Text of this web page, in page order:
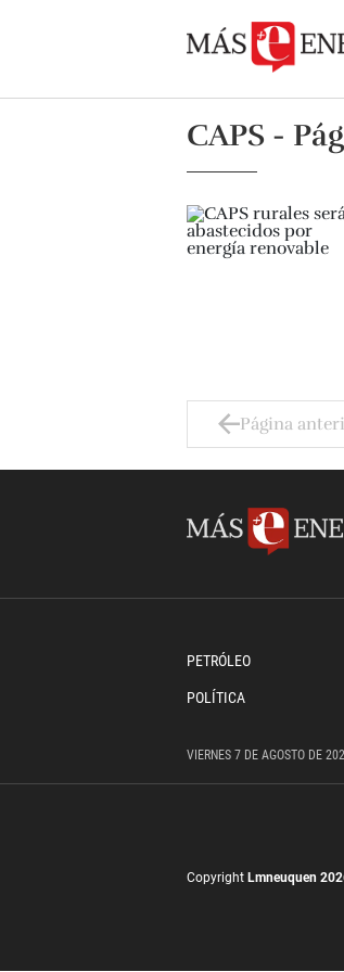
CAPS -
Página
PETRÓLEO
POLÍTICA
VIERNES 7 DE AGOSTO DE
Copyright Lmneuquen